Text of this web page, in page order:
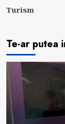
Turism
Te-ar putea